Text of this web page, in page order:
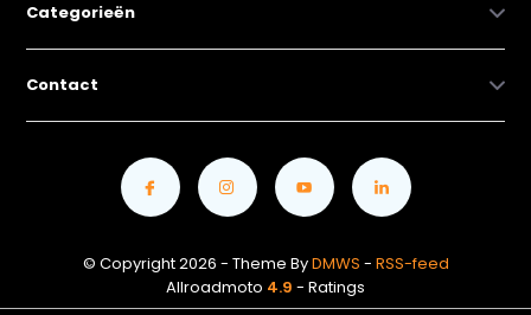
Categorieën
Contact
© Copyright 2026 - Theme ByDMWS - RSS-feed
Allroadmoto 4.9 - Ratings